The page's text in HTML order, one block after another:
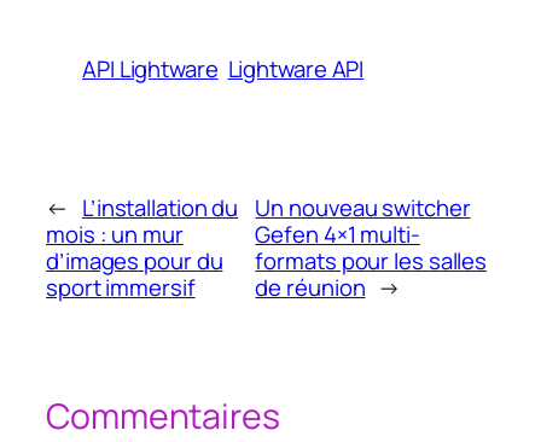
API Lightware Lightware API
← L’installation du
mois : un mur
d’images pour du
sport immersif
Un nouveau switcher
Gefen 4×1 multi-
formats pour les salles
de réunion →
Commentaires